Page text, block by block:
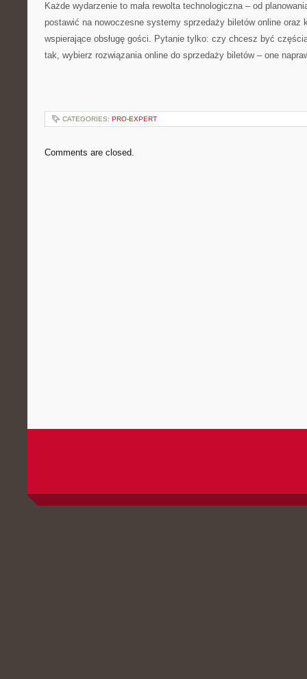
Każde wydarzenie to mała rewolta technologiczna – od
postawić na nowoczesne systemy sprzedaży biletów online oraz
wspierające obsługę gości. Pytanie tylko: czy chcesz być
tak, wybierz rozwiązania online do sprzedaży biletów – one
CATEGORIES: PRO-EXPERT
Comments are closed.